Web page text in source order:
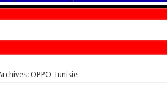
OPPO Tunisie